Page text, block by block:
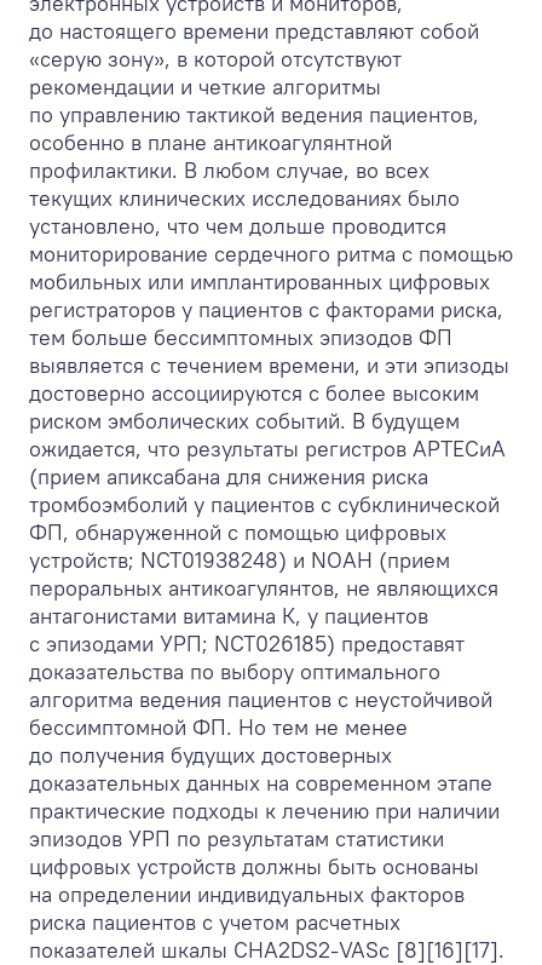
до настоящего времени представляют собой
«серую зону», в которой отсутствуют
рекомендации и четкие алгоритмы
по управлению тактикой ведения пациентов,
особенно в плане антикоагулянтной
профилактики. В любом случае, во всех
текущих клинических исследованиях было
установлено, что чем дольше проводится
мониторирование сердечного ритма с помощью
мобильных или имплантированных цифровых
регистраторов у пациентов с факторами риска,
тем больше бессимптомных эпизодов ФП
выявляется с течением времени, и эти эпизоды
достоверно ассоциируются с более высоким
риском эмболических событий. В будущем
ожидается, что результаты регистров APTECиА
(прием апиксабана для снижения риска
тромбоэмболий у пациентов с субклинической
ФП, обнаруженной с помощью цифровых
устройств; NCT01938248) и NOAH (прием
пероральных антикоагулянтов, не являющихся
антагонистами витамина К, у пациентов
с эпизодами УРП; NCT026185) предоставят
доказательства по выбору оптимального
алгоритма ведения пациентов с неустойчивой
бессимптомной ФП. Но тем не менее
до получения будущих достоверных
доказательных данных на современном этапе
практические подходы к лечению при наличии
эпизодов УРП по результатам статистики
цифровых устройств должны быть основаны
на определении индивидуальных факторов
риска пациентов с учетом расчетных
показателей шкалы CHA2DS2-VASc [8][16][17].